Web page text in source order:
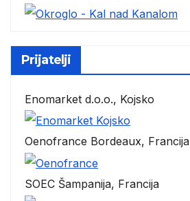
Prijatelji
Enomarket d.o.o., Kojsko
Oenofrance Bordeaux, Francija
SOEC Šampanija, Francija